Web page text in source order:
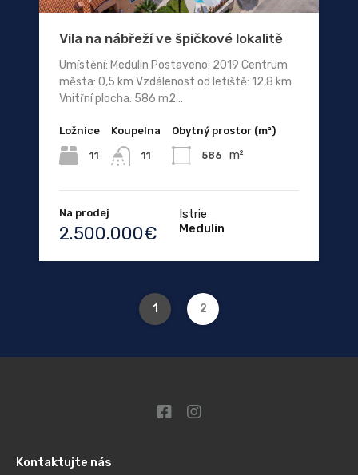
Vila na nábřeží ve špičkové lokalitě
Umístění: Medulin Postaveno: 2019 Centrum
města: 0,5 km Vzdálenost od letiště: 12,8 km
Vnitřní plocha: 586 m2...
Ložnice
11
Koupelna
11
Obytný prostor (m²)
586 m²
Na prodej
2.500.000€
Istrie
Medulin
1 2
Kontaktujte nás